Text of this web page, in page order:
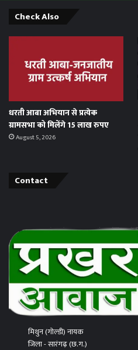
Check Also
धरती आबा अभियान से प्रत्येक
ग्रामसभा को मिलेंगे 15 लाख रुपए
August 5, 2026
Contact
मिथुन (गोल्डी) नायक
जिला - सारंगढ़ (छ.ग.)